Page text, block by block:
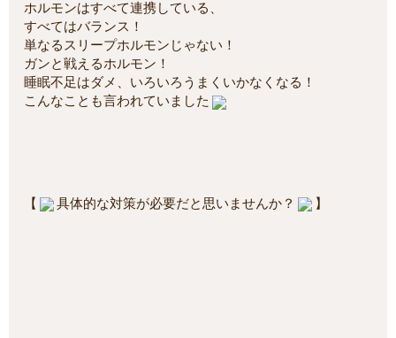
ホルモンはすべて連携している、
すべてはバランス！
単なるスリープホルモンじゃない！
ガンと戦えるホルモン！
睡眠不足はダメ、いろいろうまくいかなくなる！
こんなことも言われていました
【 具体的な対策が必要だと思いませんか？ 】